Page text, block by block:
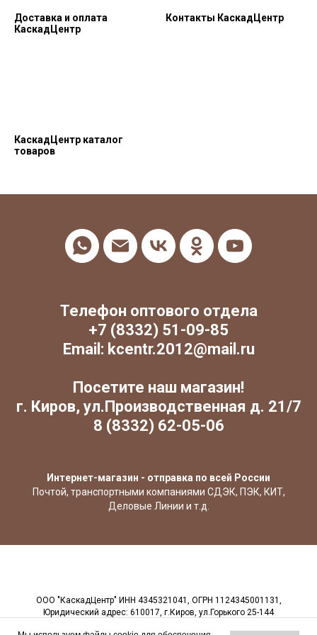
Доставка и оплата
КаскадЦентр
Контакты КаскадЦентр
КаскадЦентр каталог
товаров
Телефон оптового отдела
+7 (8332) 51-09-85
Email: kcentr.2012@mail.ru
Посетите наш магазин!
г. Киров, ул.Производственная д. 21/7
8 (8332) 62-05-06
Интернет-магазин - отправка по всей России
Почтой, транспортными компаниями СДЭК, ПЭК, КИТ,
Деловые Линии и т.д.
ООО "КаскадЦентр" ИНН 4345321041, ОГРН 1124345001131,
Юридический адрес: 610017, г.Киров, ул.Горького 25-144